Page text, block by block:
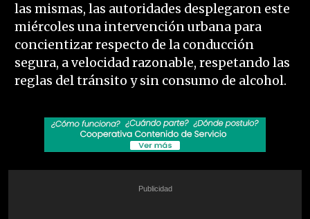
las mismas, las autoridades desplegaron este
miércoles una intervención urbana para
concientizar respecto de la conducción
segura, a velocidad razonable, respetando las
reglas del tránsito y sin consumo de alcohol.